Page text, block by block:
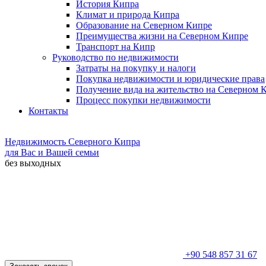
История Кипра
Климат и природа Кипра
Образование на Северном Кипре
Преимущества жизни на Северном Кипре
Транспорт на Кипр
Руководство по недвижимости
Затраты на покупку и налоги
Покупка недвижимости и юридические права
Получение вида на жительство на Северном
Процесс покупки недвижимости
Контакты
Недвижимость Северного Кипра
для Вас и Вашей семьи
без выходных
+90 548 857 31 67